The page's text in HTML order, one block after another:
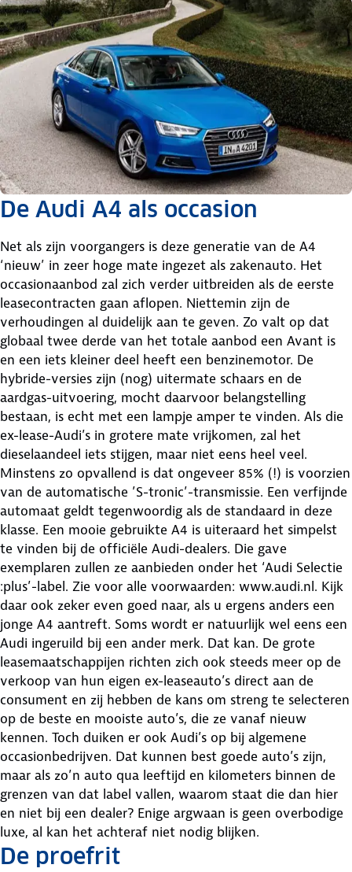
De Audi A4 als occasion
Net als zijn voorgangers is deze generatie van de A4
‘nieuw’ in zeer hoge mate ingezet als zakenauto. Het
occasionaanbod zal zich verder uitbreiden als de eerste
leasecontracten gaan aflopen. Niettemin zijn de
verhoudingen al duidelijk aan te geven. Zo valt op dat
globaal twee derde van het totale aanbod een Avant is
en een iets kleiner deel heeft een benzinemotor. De
hybride-versies zijn (nog) uitermate schaars en de
aardgas-uitvoering, mocht daarvoor belangstelling
bestaan, is echt met een lampje amper te vinden. Als die
ex-lease-Audi’s in grotere mate vrijkomen, zal het
dieselaandeel iets stijgen, maar niet eens heel veel.
Minstens zo opvallend is dat ongeveer 85% (!) is voorzien
van de automatische ’S-tronic’-transmissie. Een verfijnde
automaat geldt tegenwoordig als de standaard in deze
klasse. Een mooie gebruikte A4 is uiteraard het simpelst
te vinden bij de officiële Audi-dealers. Die gave
exemplaren zullen ze aanbieden onder het ‘Audi Selectie
:plus’-label. Zie voor alle voorwaarden: www.audi.nl. Kijk
daar ook zeker even goed naar, als u ergens anders een
jonge A4 aantreft. Soms wordt er natuurlijk wel eens een
Audi ingeruild bij een ander merk. Dat kan. De grote
leasemaatschappijen richten zich ook steeds meer op de
verkoop van hun eigen ex-leaseauto’s direct aan de
consument en zij hebben de kans om streng te selecteren
op de beste en mooiste auto’s, die ze vanaf nieuw
kennen. Toch duiken er ook Audi’s op bij algemene
occasionbedrijven. Dat kunnen best goede auto’s zijn,
maar als zo’n auto qua leeftijd en kilometers binnen de
grenzen van dat label vallen, waarom staat die dan hier
en niet bij een dealer? Enige argwaan is geen overbodige
luxe, al kan het achteraf niet nodig blijken.
De proefrit